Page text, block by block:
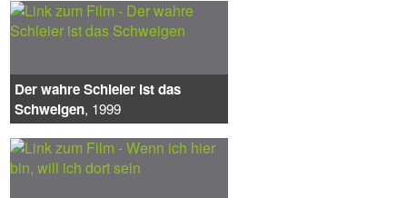
Der wahre Schleier ist das
Schweigen, 1999